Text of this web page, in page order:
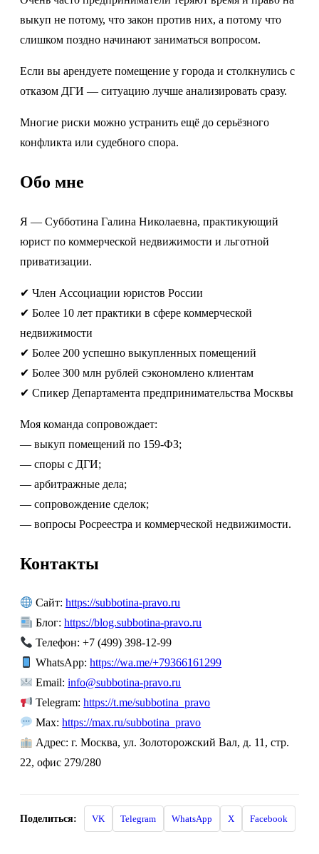
выкуп не потому, что закон против них, а потому что
слишком поздно начинают заниматься вопросом.
Если вы арендуете помещение у города и столкнулись с
отказом ДГИ — ситуацию лучше анализировать сразу.
Многие риски можно устранить ещё до серьёзного
конфликта или судебного спора.
Обо мне
Я — Субботина Галина Николаевна, практикующий
юрист по коммерческой недвижимости и льготной
приватизации.
✔ Член Ассоциации юристов России
✔ Более 10 лет практики в сфере коммерческой
недвижимости
✔ Более 200 успешно выкупленных помещений
✔ Более 300 млн рублей сэкономлено клиентам
✔ Спикер Департамента предпринимательства Москвы
Моя команда сопровождает:
— выкуп помещений по 159-ФЗ;
— споры с ДГИ;
— арбитражные дела;
— сопровождение сделок;
— вопросы Росреестра и коммерческой недвижимости.
Контакты
Сайт:https://subbotina-pravo.ru
Блог:https://blog.subbotina-pravo.ru
Телефон: +7 (499) 398-12-99
WhatsApp:https://wa.me/+79366161299
Email:info@subbotina-pravo.ru
Telegram:https://t.me/subbotina_pravo
Max:https://max.ru/subbotina_pravo
Адрес: г. Москва, ул. Золоторожский Вал, д. 11, стр.
22, офис 279/280
Поделиться: VK Telegram WhatsApp X Facebook